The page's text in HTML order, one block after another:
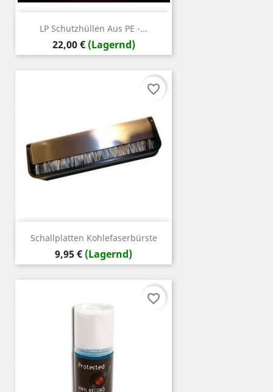
LP Schutzhüllen Aus PE -...
Preis
22,00 € (Lagernd)
Schallplatten Kohlefaserbürste
Preis
9,95 € (Lagernd)
favorite_border
favorite_border